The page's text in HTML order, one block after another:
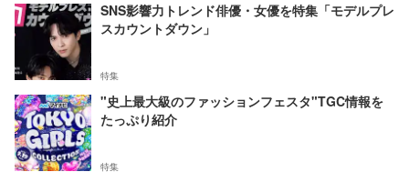
SNS影響力トレンド俳優・女優を特集「モデルプレ
スカウントダウン」
特集
"史上最大級のファッションフェスタ"TGC情報を
たっぷり紹介
特集